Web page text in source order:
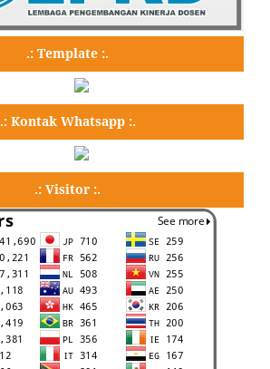
.: Template :.
.: Kontak Whatsapp :.
.: Visitor :.